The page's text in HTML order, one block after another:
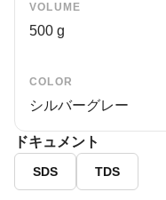
VOLUME
500 g
COLOR
シルバーグレー
ドキュメント
SDS TDS